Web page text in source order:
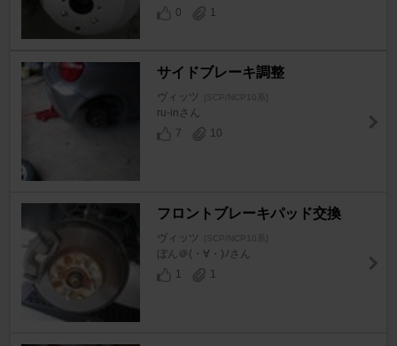
0
1
サイドブレーキ調整
ヴィッツ [SCP/NCP10系]
ru-inさん
7
10
フロントブレーキパッド交換
ヴィッツ [SCP/NCP10系]
ぼん＠(・∀・)ﾉさん
1
1